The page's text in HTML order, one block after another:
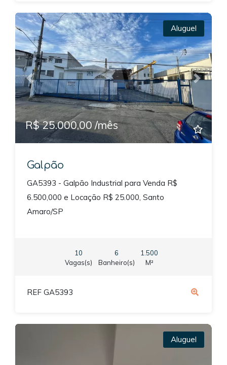
Previous Next
Aluguel
R$ 25.000,00 /mês
Galpão
GA5393 - Galpão Industrial para Venda R$
6.500,000 e Locação R$ 25.000, Santo
Amaro/SP
10
Vagas(s)
6
Banheiro(s)
1.500
M²
REF GA5393
Aluguel